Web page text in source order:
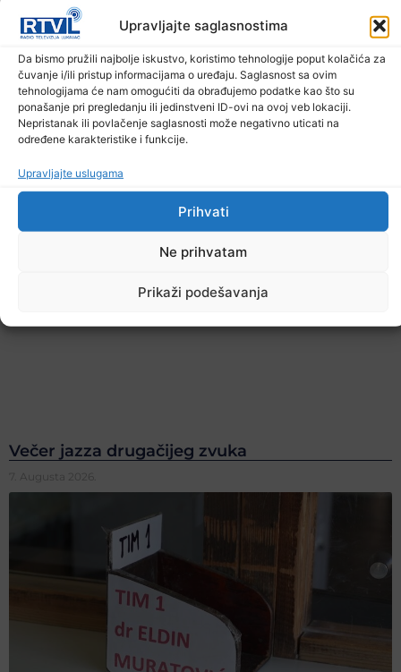
Upravljajte saglasnostima
Da bismo pružili najbolje iskustvo, koristimo tehnologije poput kolačića za
čuvanje i/ili pristup informacijama o uređaju. Saglasnost sa ovim
tehnologijama će nam omogućiti da obrađujemo podatke kao što su
ponašanje pri pregledanju ili jedinstveni ID-ovi na ovoj veb lokaciji.
Nepristanak ili povlačenje saglasnosti može negativno uticati na
određene karakteristike i funkcije.
Upravljajte uslugama
Prihvati
Ne prihvatam
Prikaži podešavanja
Večer jazza drugačijeg zvuka
7. Augusta 2026.